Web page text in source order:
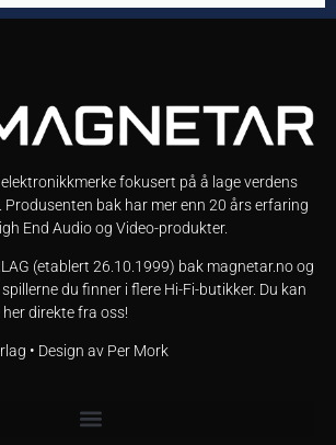
fokusert på å lage verdens
Produsenten bak har mer enn 20 års erfaring
End Audio og Video-produkter.
(etablert 26.10.1999) bak magnetar.no og
du finner i flere Hi-Fi-butikker. Du kan
direkte fra oss!
• Design av Per Mork